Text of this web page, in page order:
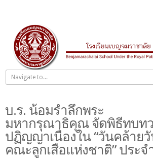
บ.ร. น้อมรำลึกพระ
มหากรุณาธิคุณ จัดพิธีทบท
ปฏิญญาเนื่องใน “วันคล้าย
คณะลูกเสือแห่งชาติ” ประจ